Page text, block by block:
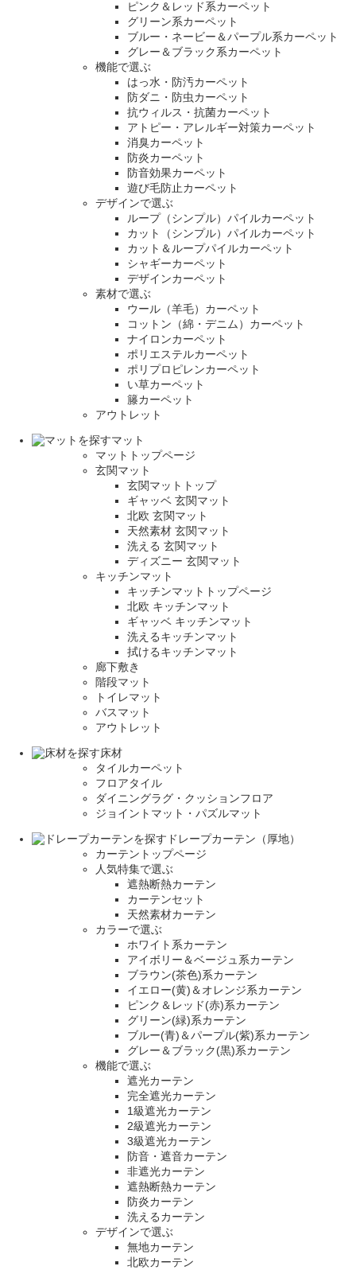
ピンク＆レッド系カーペット
グリーン系カーペット
ブルー・ネービー＆パープル系カーペット
グレー＆ブラック系カーペット
機能で選ぶ
はっ水・防汚カーペット
防ダニ・防虫カーペット
抗ウィルス・抗菌カーペット
アトピー・アレルギー対策カーペット
消臭カーペット
防炎カーペット
防音効果カーペット
遊び毛防止カーペット
デザインで選ぶ
ループ（シンプル）パイルカーペット
カット（シンプル）パイルカーペット
カット＆ループパイルカーペット
シャギーカーペット
デザインカーペット
素材で選ぶ
ウール（羊毛）カーペット
コットン（綿・デニム）カーペット
ナイロンカーペット
ポリエステルカーペット
ポリプロピレンカーペット
い草カーペット
籐カーペット
アウトレット
マット
マットトップページ
玄関マット
玄関マットトップ
ギャッベ 玄関マット
北欧 玄関マット
天然素材 玄関マット
洗える 玄関マット
ディズニー 玄関マット
キッチンマット
キッチンマットトップページ
北欧 キッチンマット
ギャッベ キッチンマット
洗えるキッチンマット
拭けるキッチンマット
廊下敷き
階段マット
トイレマット
バスマット
アウトレット
床材
タイルカーペット
フロアタイル
ダイニングラグ・クッションフロア
ジョイントマット・パズルマット
ドレープカーテン（厚地）
カーテントップページ
人気特集で選ぶ
遮熱断熱カーテン
カーテンセット
天然素材カーテン
カラーで選ぶ
ホワイト系カーテン
アイボリー＆ベージュ系カーテン
ブラウン(茶色)系カーテン
イエロー(黄)＆オレンジ系カーテン
ピンク＆レッド(赤)系カーテン
グリーン(緑)系カーテン
ブルー(青)＆パープル(紫)系カーテン
グレー＆ブラック(黒)系カーテン
機能で選ぶ
遮光カーテン
完全遮光カーテン
1級遮光カーテン
2級遮光カーテン
3級遮光カーテン
防音・遮音カーテン
非遮光カーテン
遮熱断熱カーテン
防炎カーテン
洗えるカーテン
デザインで選ぶ
無地カーテン
北欧カーテン